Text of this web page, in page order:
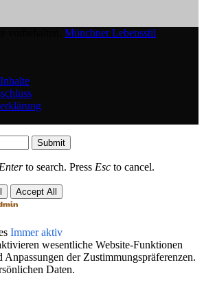
Münchner Lebensstil
Submit
Enterto search. Press Esc to cancel.
Accept All
Immer aktiv
wesentliche Website-Funktionen
der Zustimmungspräferenzen.
Daten.